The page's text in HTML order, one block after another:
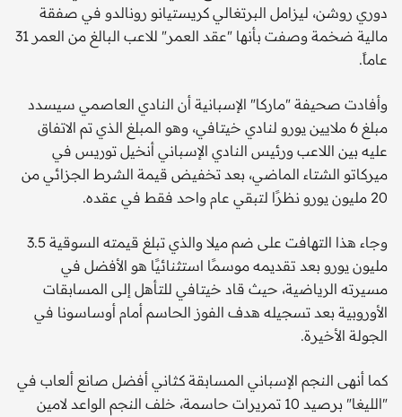
دوري روشن، ليزامل البرتغالي كريستيانو رونالدو في صفقة
مالية ضخمة وصفت بأنها "عقد العمر" للاعب البالغ من العمر 31
عاماً.
وأفادت صحيفة "ماركا" الإسبانية أن النادي العاصمي سيسدد
مبلغ 6 ملايين يورو لنادي خيتافي، وهو المبلغ الذي تم الاتفاق
عليه بين اللاعب ورئيس النادي الإسباني أنخيل توريس في
ميركاتو الشتاء الماضي، بعد تخفيض قيمة الشرط الجزائي من
20 مليون يورو نظرًا لتبقي عام واحد فقط في عقده.
وجاء هذا التهافت على ضم ميلا والذي تبلغ قيمته السوقية 3.5
مليون يورو بعد تقديمه موسمًا استثنائيًا هو الأفضل في
مسيرته الرياضية، حيث قاد خيتافي للتأهل إلى المسابقات
الأوروبية بعد تسجيله هدف الفوز الحاسم أمام أوساسونا في
الجولة الأخيرة.
كما أنهى النجم الإسباني المسابقة كـثاني أفضل صانع ألعاب في
"الليغا" برصيد 10 تمريرات حاسمة، خلف النجم الواعد لامين